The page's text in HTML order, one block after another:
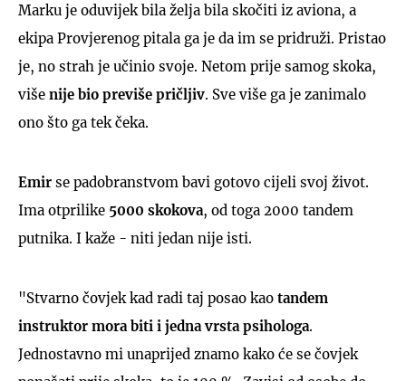
Marku je oduvijek bila želja bila skočiti iz aviona, a
ekipa Provjerenog pitala ga je da im se pridruži. Pristao
je, no strah je učinio svoje. Netom prije samog skoka,
više nije bio previše pričljiv. Sve više ga je zanimalo
ono što ga tek čeka.
Emir se padobranstvom bavi gotovo cijeli svoj život.
Ima otprilike 5000 skokova, od toga 2000 tandem
putnika. I kaže - niti jedan nije isti.
"Stvarno čovjek kad radi taj posao kao tandem
instruktor mora biti i jedna vrsta psihologa.
Jednostavno mi unaprijed znamo kako će se čovjek